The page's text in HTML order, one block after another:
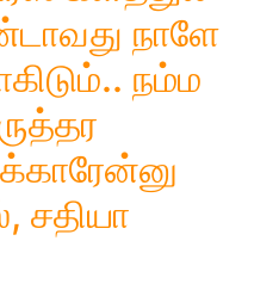
நாளே
நம்ம
சதியா